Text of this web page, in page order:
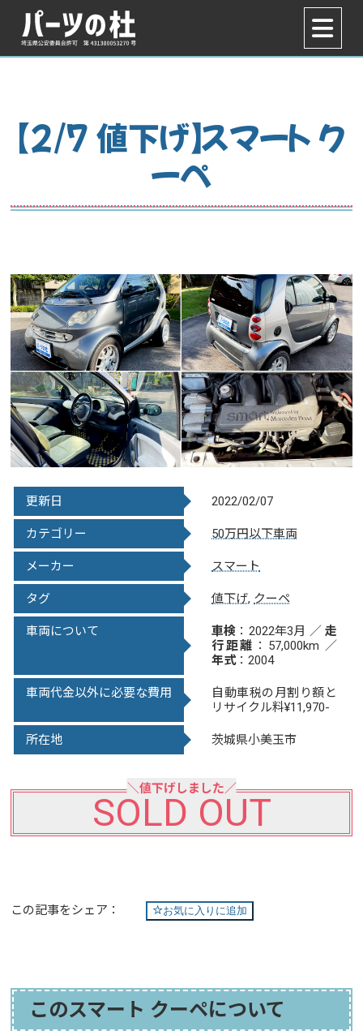
【2/7 値下げ】スマート ク
ーペ
更新日 2022/02/07
カテゴリー 50万円以下車両
メーカー スマート
タグ 値下げ, クーペ
車両について 車検 ：2022年3月 ／走
行距離 ：57,000km ／
年式：2004
車両代金以外に必要な費用
自動車税の月割り額と
リサイクル料¥11,970-
所在地 茨城県小美玉市
SOLD OUT
この記事をシェア： お気に入りに追加
このスマート クーペについて